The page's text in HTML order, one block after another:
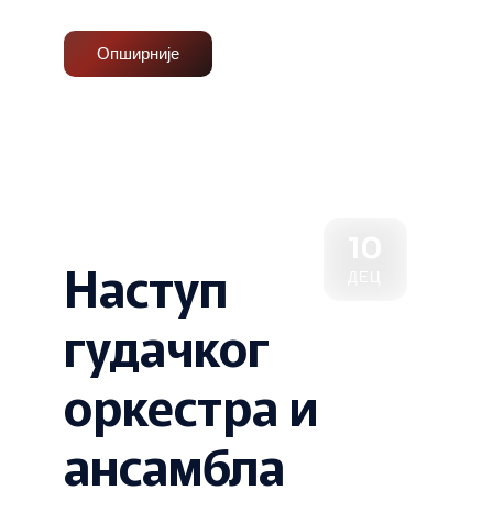
Опширније
Наступ
гудачког
оркестра и
ансамбла